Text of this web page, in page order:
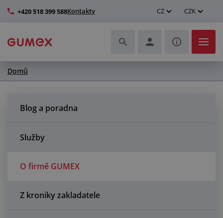
+420 518 399 588Kontakty CZ CZK
Hadice a jejich kompletace
Domů
Blog a poradna
Služby
O firmě GUMEX
Z kroniky zakladatele